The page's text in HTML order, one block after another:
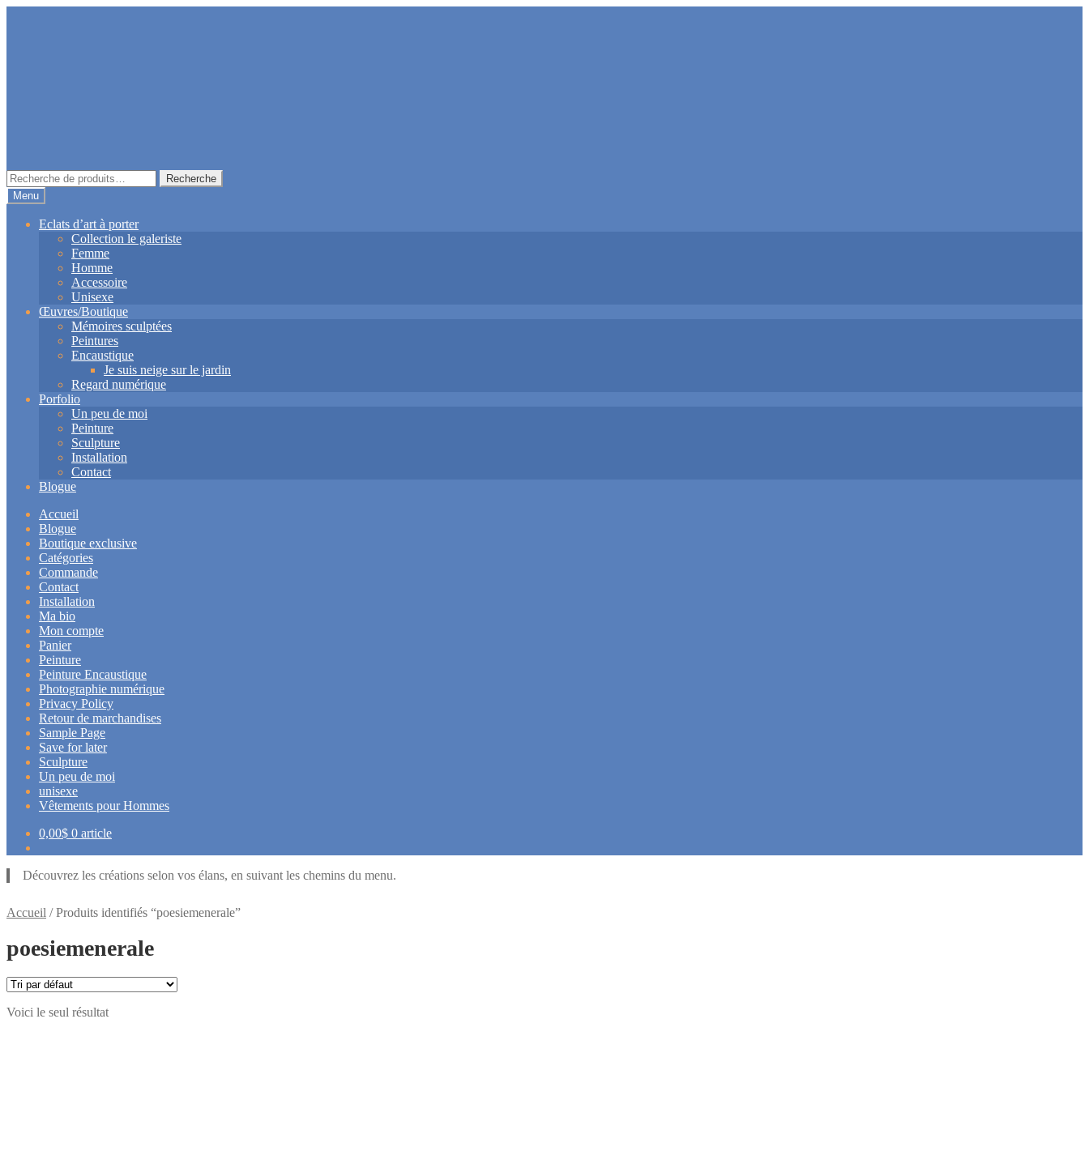
Recherche
pour :
Recherche
Menu
Eclats d’art à porter
Collection le galeriste
Femme
Homme
Accessoire
Unisexe
Œuvres/Boutique
Mémoires sculptées
Peintures
Encaustique
Je suis neige sur le jardin
Regard numérique
Porfolio
Un peu de moi
Peinture
Sculpture
Installation
Contact
Blogue
Accueil
Blogue
Boutique exclusive
Catégories
Commande
Contact
Installation
Ma bio
Mon compte
Panier
Peinture
Peinture Encaustique
Photographie numérique
Privacy Policy
Retour de marchandises
Sample Page
Save for later
Sculpture
Un peu de moi
unisexe
Vêtements pour Hommes
0,00$ 0 article
Découvrez les créations selon vos élans, en suivant les chemins du menu.
Accueil /Produits identifiés “poesiemenerale”
poesiemenerale
Voici le seul résultat